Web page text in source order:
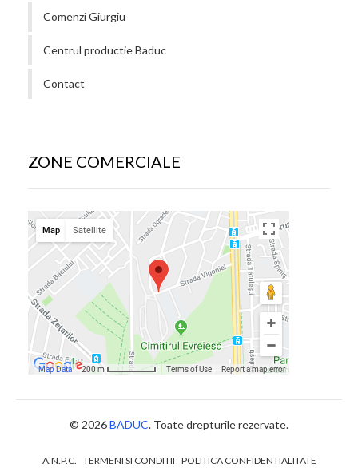
Comenzi Giurgiu
Centrul productie Baduc
Contact
ZONE COMERCIALE
© 2026BADUC. Toate drepturile rezervate.
A.N.P.C. TERMENI SI CONDITII POLITICA CONFIDENTIALITATE